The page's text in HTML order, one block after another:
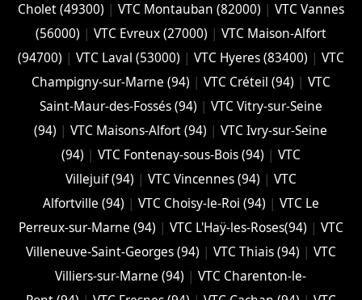
Cholet (‎49300) | VTC Montauban (82000) | VTC Vannes
(56000) | VTC Evreux (27000) | VTC Maison-Alfort
(94700) | VTC Laval (53000) | VTC Hyeres (‎83400) | VTC
Champigny-sur-Marne (94) | VTC Créteil (94) | VTC
Saint-Maur-des-Fossés (94) | VTC Vitry-sur-Seine
(94) |VTC Maisons-Alfort (94) |VTC Ivry-sur-Seine
(94) | VTC Fontenay-sous-Bois (94) | VTC
Villejuif (94) | VTC Vincennes (94) | VTC
Alfortville (94) | VTC Choisy-le-Roi (94) | VTC Le
Perreux-sur-Marne (94) | VTC L'Haÿ-les-Roses(94) | VTC
Villeneuve-Saint-Georges (94) | VTC Thiais (94) | VTC
Villiers-sur-Marne (94) |VTC Charenton-le-